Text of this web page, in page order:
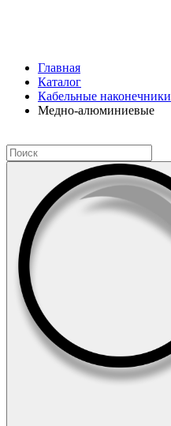
Главная
Каталог
Кабельные наконечники
Медно-алюминиевые